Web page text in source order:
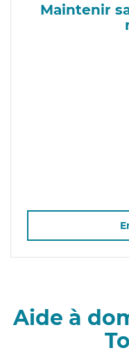
Maintenir
Aide à